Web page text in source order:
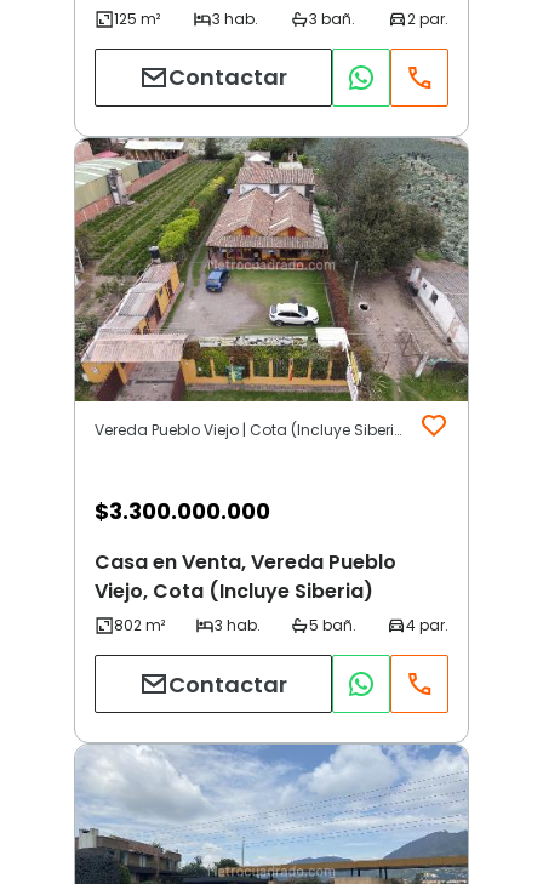
Contactar
Vereda Pueblo Viejo | Cota (Incluye Siberia)
$3.300.000.000
Casa en Venta, Vereda Pueblo
Viejo, Cota (Incluye Siberia)
Contactar